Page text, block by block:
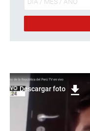
Descargar foto